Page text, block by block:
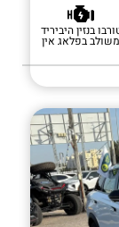
בנזין היביריד
משולב בפלאג אין